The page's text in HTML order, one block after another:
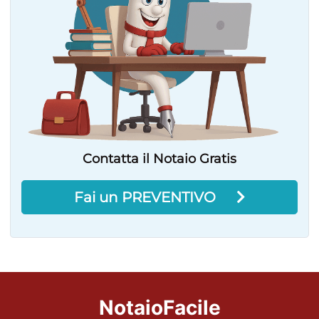
Contatta il Notaio Gratis
Fai un PREVENTIVO
NotaioFacile